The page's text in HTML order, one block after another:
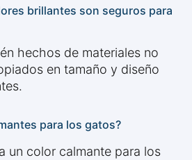
brillantes son seguros para
hechos de materiales no
en tamaño y diseño
para los gatos?
un color calmante para los